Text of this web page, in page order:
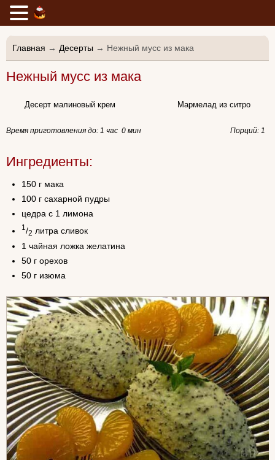
Главная → Десерты → Нежный мусс из мака
Нежный мусс из мака
Десерт малиновый крем Мармелад из ситро
Время приготовления до: 1 час 0 мин Порций: 1
Ингредиенты:
150 г мака
100 г сахарной пудры
цедра с 1 лимона
1 /2 литра сливок
1 чайная ложка желатина
50 г орехов
50 г изюма